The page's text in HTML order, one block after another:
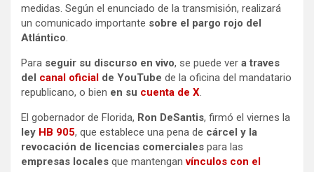
medidas. Según el enunciado de la transmisión, realizará
un comunicado importante sobre el pargo rojo del
Atlántico.
Para seguir su discurso en vivo, se puede ver a traves
del canal oficial de YouTube de la oficina del mandatario
republicano, o bien en su cuenta de X.
El gobernador de Florida, Ron DeSantis, firmó el viernes la
ley HB 905, que establece una pena de cárcel y la
revocación de licencias comerciales para las
empresas locales que mantenganvínculos con el